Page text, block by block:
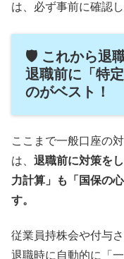
は、必ず事前に確認し
🛡️ これから退
退職前に「特
のがベスト！
ここまで一般口座の
は、 退職前に対策を
力計算」も「国保の
す。
従業員持株会や付与
退職時に自動的に「